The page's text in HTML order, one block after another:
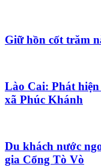
Giữ hồn cốt trăm
Lào Cai: Phát
xã Phúc Khánh
Du khách nước
gia Cổng Tò Vò